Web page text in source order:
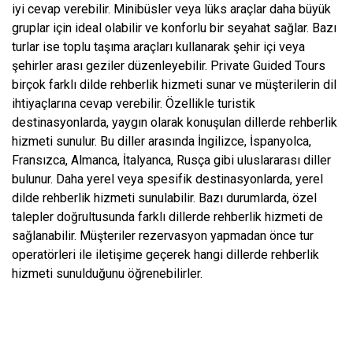
iyi cevap verebilir. Minibüsler veya lüks araçlar daha büyük
gruplar için ideal olabilir ve konforlu bir seyahat sağlar. Bazı
turlar ise toplu taşıma araçları kullanarak şehir içi veya
şehirler arası geziler düzenleyebilir. Private Guided Tours
birçok farklı dilde rehberlik hizmeti sunar ve müşterilerin dil
ihtiyaçlarına cevap verebilir. Özellikle turistik
destinasyonlarda, yaygın olarak konuşulan dillerde rehberlik
hizmeti sunulur. Bu diller arasında İngilizce, İspanyolca,
Fransızca, Almanca, İtalyanca, Rusça gibi uluslararası diller
bulunur. Daha yerel veya spesifik destinasyonlarda, yerel
dilde rehberlik hizmeti sunulabilir. Bazı durumlarda, özel
talepler doğrultusunda farklı dillerde rehberlik hizmeti de
sağlanabilir. Müşteriler rezervasyon yapmadan önce tur
operatörleri ile iletişime geçerek hangi dillerde rehberlik
hizmeti sunulduğunu öğrenebilirler.